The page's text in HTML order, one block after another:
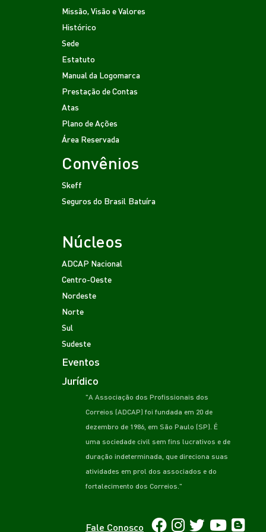
Missão, Visão e Valores
Histórico
Sede
Estatuto
Manual da Logomarca
Prestação de Contas
Atas
Plano de Ações
Área Reservada
Convênios
Skeff
Seguros do Brasil Batuíra
Núcleos
ADCAP Nacional
Centro-Oeste
Nordeste
Norte
Sul
Sudeste
Eventos
Jurídico
"A Associação dos Profissionais dos
Correios (ADCAP) foi fundada em 20 de
dezembro de 1986, em São Paulo (SP). É
uma sociedade civil sem fins lucrativos e de
duração indeterminada, que direciona suas
atividades em prol dos associados e do
fortalecimento dos Correios."
Fale Conosco